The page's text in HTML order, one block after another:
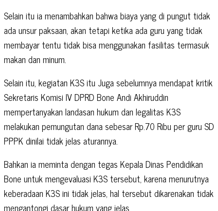
Selain itu ia menambahkan bahwa biaya yang di pungut tidak
ada unsur paksaan, akan tetapi ketika ada guru yang tidak
membayar tentu tidak bisa menggunakan fasilitas termasuk
makan dan minum.
Selain itu, kegiatan K3S itu Juga sebelumnya mendapat kritik
Sekretaris Komisi IV DPRD Bone Andi Akhiruddin
mempertanyakan landasan hukum dan legalitas K3S
melakukan pemungutan dana sebesar Rp.70 Ribu per guru SD
PPPK dinilai tidak jelas aturannya.
Bahkan ia meminta dengan tegas Kepala Dinas Pendidikan
Bone untuk mengevaluasi K3S tersebut, karena menurutnya
keberadaan K3S ini tidak jelas, hal tersebut dikarenakan tidak
mengantongi dasar hukum yang jelas.